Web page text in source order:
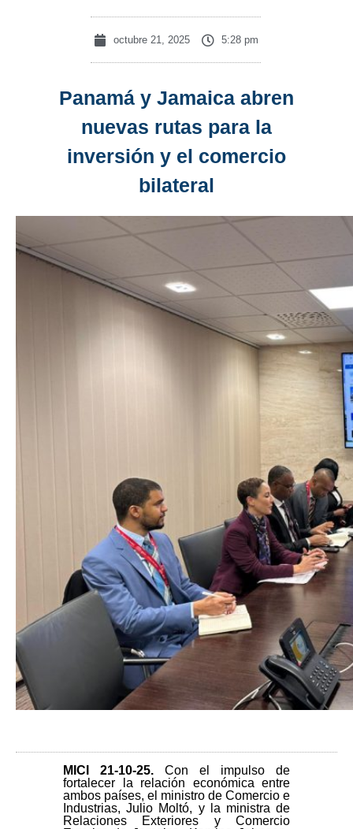
octubre 21, 2025 5:28 pm
Panamá y Jamaica abren
nuevas rutas para la
inversión y el comercio
bilateral
MICI 21-10-25. Con el impulso de
fortalecer la relación económica entre
ambos países, el ministro de Comercio e
Industrias, Julio Moltó, y la ministra de
Relaciones Exteriores y Comercio